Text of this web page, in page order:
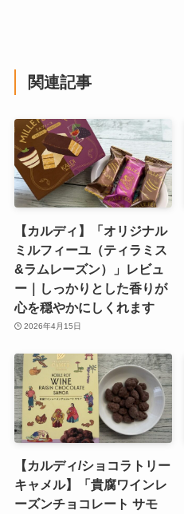
関連記事
【カルディ】「オリジナル
ミルフィーユ（ティラミス
&ラムレーズン）」レビュ
ー｜しっかりとした香りが
心を穏やかにしくれます
2026年4月15日
【カルディ/ショコラトリー
キャメル】「貴腐ワインレ
ーズンチョコレート サモ